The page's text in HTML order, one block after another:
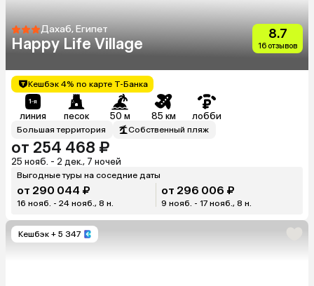
Дахаб, Египет
Happy Life Village
8.7
16 отзывов
Кешбэк 4% по карте Т-Банка
линия песок 50 м 85 км лобби
Большая территория Собственный пляж
от 254 468 ₽
25 нояб. - 2 дек., 7 ночей
Выгодные туры на соседние даты
от 290 044 ₽
16 нояб. - 24 нояб., 8 н.
от 296 006 ₽
9 нояб. - 17 нояб., 8 н.
Кешбэк + 5 347